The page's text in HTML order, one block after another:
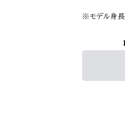
※モデル身